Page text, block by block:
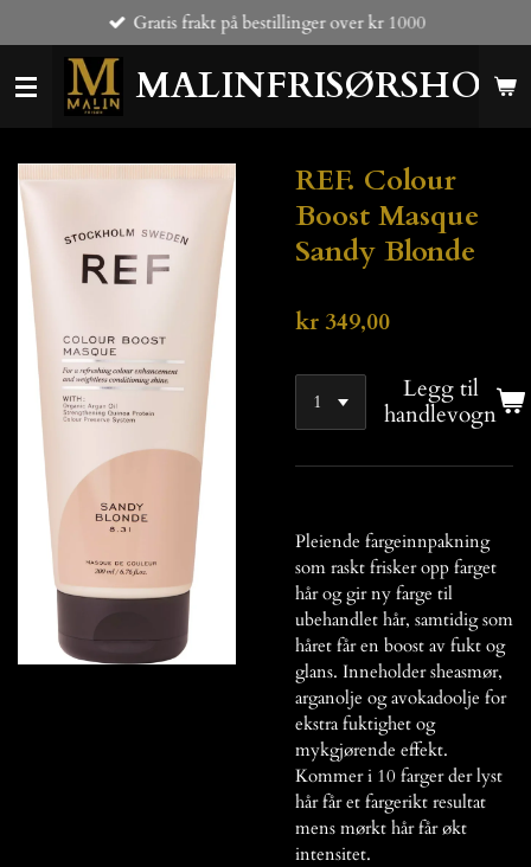
til
hovedinnhold
MALINFRISØRSHOP
Gratis frakt på bestillinger over kr 1000
REF. Colour
Boost Masque
Sandy Blonde
kr 349,00
Legg til
handlevogn
Pleiende fargeinnpakning
som raskt frisker opp farget
hår og gir ny farge til
ubehandlet hår, samtidig som
håret får en boost av fukt og
glans. Inneholder sheasmør,
arganolje og avokadoolje for
ekstra fuktighet og
mykgjørende effekt.
Kommer i 10 farger der lyst
hår får et fargerikt resultat
mens mørkt hår får økt
intensitet.